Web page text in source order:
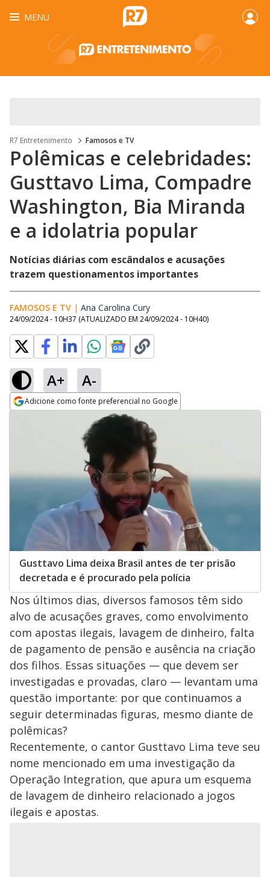
MENU
R7 Entretenimento Famosos e TV
Polêmicas e celebridades:
Gusttavo Lima, Compadre
Washington, Bia Miranda
e a idolatria popular
Notícias diárias com escândalos e acusações
trazem questionamentos importantes
FAMOSOS E TV | Ana Carolina Cury
24/09/2024 - 10H37 (ATUALIZADO EM 24/09/2024 - 10H40)
A+ A-
Adicione como fonte preferencial no Google
Opens in new window
Gusttavo Lima deixa Brasil antes de ter prisão
decretada e é procurado pela polícia
Nos últimos dias, diversos famosos têm sido
alvo de acusações graves, como envolvimento
com apostas ilegais, lavagem de dinheiro, falta
de pagamento de pensão e ausência na criação
dos filhos. Essas situações — que devem ser
investigadas e provadas, claro — levantam uma
questão importante: por que continuamos a
seguir determinadas figuras, mesmo diante de
polêmicas?
Recentemente, o cantor Gusttavo Lima teve seu
nome mencionado em uma investigação da
Operação Integration, que apura um esquema
de lavagem de dinheiro relacionado a jogos
ilegais e apostas.